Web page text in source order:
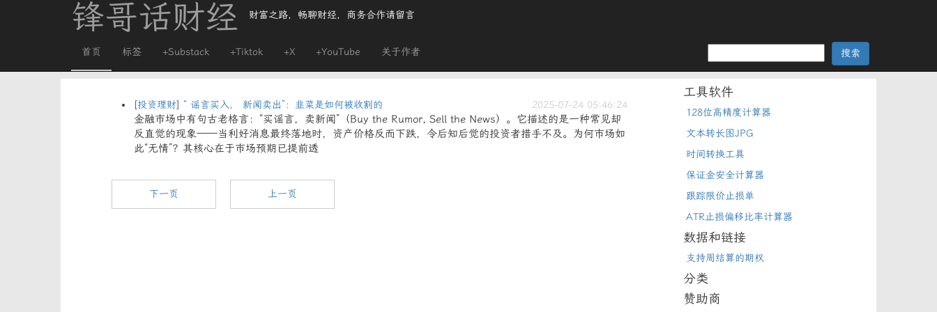
锋哥话财经 财富之路，畅聊财经，商务合作请留言
首页 标签 +Substack +Tiktok +X +YouTube 关于作者
[投资理财] “ 谣言买入， 新闻卖出”：韭菜是如何被收割的 2025-07-24 05:46:24
金融市场中有句古老格言：“买谣言，卖新闻”（Buy the Rumor, Sell the News）。它描述的是一种常见却
反直觉的现象——当利好消息最终落地时，资产价格反而下跌，令后知后觉的投资者措手不及。为何市场如
此“无情”？其核心在于市场预期已提前透
下一页 上一页
工具软件
128位高精度计算器
文本转长图JPG
时间转换工具
保证金安全计算器
跟踪限价止损单
ATR止损偏移比率计算器
数据和链接
支持周结算的期权
分类
赞助商